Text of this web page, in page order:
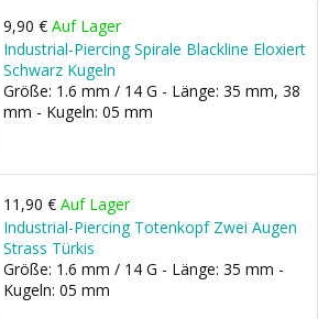
9,90 € Auf Lager
Industrial-Piercing Spirale Blackline Eloxiert
Schwarz Kugeln
Größe: 1.6 mm / 14 G - Länge: 35 mm, 38
mm - Kugeln: 05 mm
11,90 € Auf Lager
Industrial-Piercing Totenkopf Zwei Augen
Strass Türkis
Größe: 1.6 mm / 14 G - Länge: 35 mm -
Kugeln: 05 mm